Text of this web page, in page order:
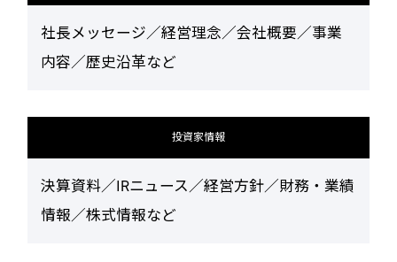
社長メッセージ／経営理念／会社概要／事業
内容／歴史沿革など
投資家情報
決算資料／IRニュース／経営方針／財務・業績
情報／株式情報など